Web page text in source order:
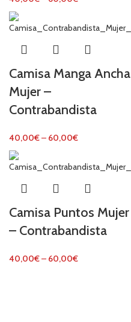
Camisa Manga Ancha
Mujer –
Contrabandista
40,00€– 60,00€
Camisa Puntos Mujer
– Contrabandista
40,00€– 60,00€